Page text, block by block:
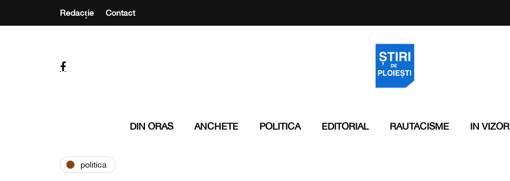
Redacție Contact
DIN ORAS ANCHETE POLITICA EDITORIAL RAUTACISME IN VIZOR
politica